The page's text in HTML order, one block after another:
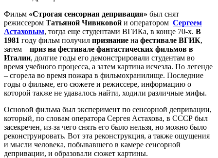
Фильм «Строгая сенсорная депривация» был снят
режиссером Татьяной Чивиковой и оператором Сергеем
Астаховым, тогда еще студентами ВГИКа, в конце 70-х. В
1981 году фильм получил признание на фестивале ВГИК,
затем – приз на фестивале фантастических фильмов в
Италии, долгие годы его демонстрировали студентам во
время учебного процесса, а затем картина исчезла. По легенде
– сгорела во время пожара в фильмохранилище. Последние
годы о фильме, его сюжете и режиссере, информацию о
которой также не удавалось найти, ходили различные мифы.
Основой фильма был эксперимент по сенсорной депривации,
который, по словам оператора Сергея Астахова, в СССР был
засекречен, из-за чего снять его было нельзя, но можно было
реконструировать. Вот эта реконструкция, а также ощущения
и мысли человека, побывавшего в камере сенсорной
депривации, и образовали сюжет картины.